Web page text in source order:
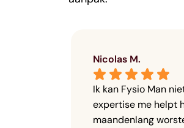
Nicolas M.
Ik kan Fysio Man
expertise me helpt
maandenlang